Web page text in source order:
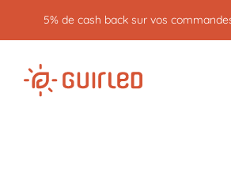
Retour gratuit pendant 30 jours